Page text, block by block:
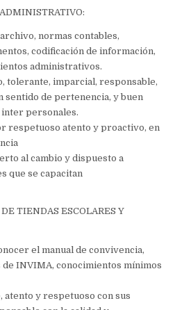
normas contables,
codificación de información,
administrativos.
tolerante, imparcial, responsable,
sentido de pertenencia, y buen
personales.
respetuoso atento y proactivo, en
al cambio y dispuesto a
que se capacitan
TIENDAS ESCOLARES Y
el manual de convivencia,
INVIMA, conocimientos mínimos
atento y respetuoso con sus